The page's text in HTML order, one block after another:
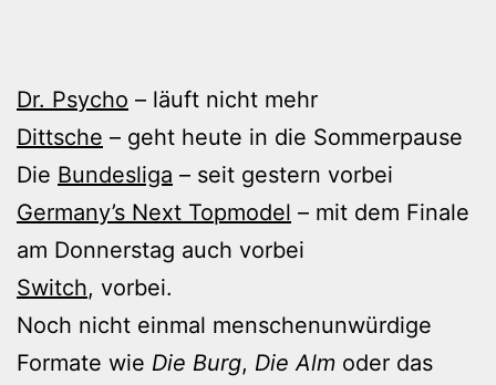
Dr. Psycho – läuft nicht mehr
Dittsche – geht heute in die Sommerpause
Die Bundesliga – seit gestern vorbei
Germany’s Next Topmodel – mit dem Finale
am Donnerstag auch vorbei
Switch, vorbei.
Noch nicht einmal menschenunwürdige
Formate wie Die Burg, Die Alm oder das